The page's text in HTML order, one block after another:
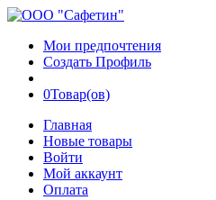
Мои предпочтения
Создать Профиль
0Товар(ов)
Главная
Новые товары
Войти
Мой аккаунт
Оплата